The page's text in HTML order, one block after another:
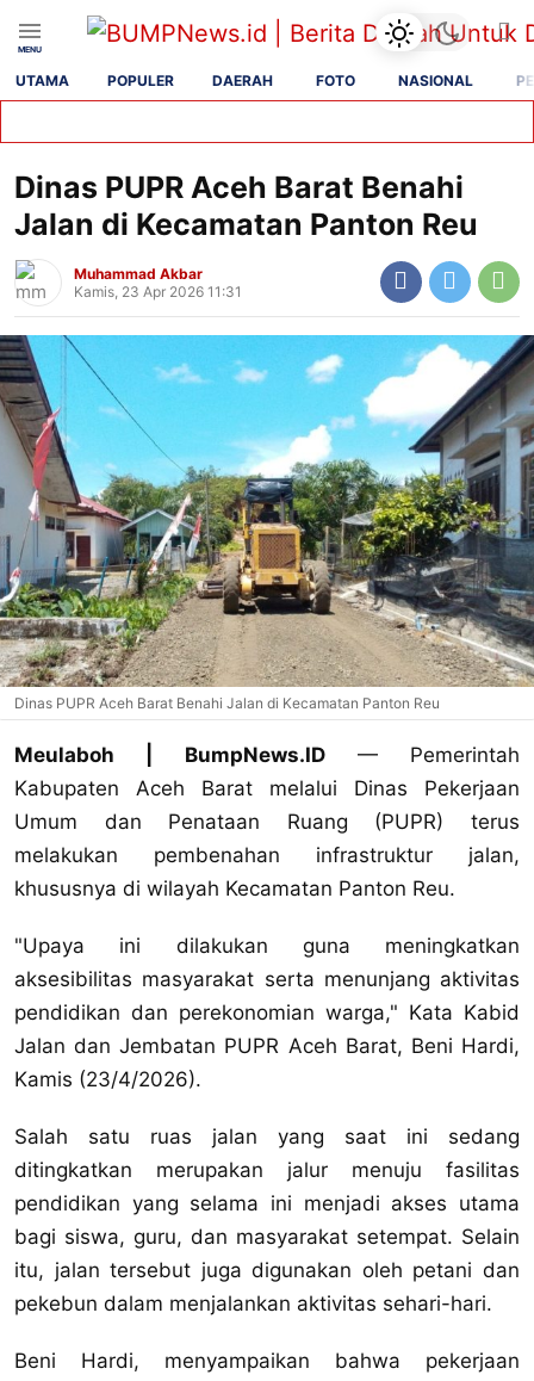
UTAMA POPULER DAERAH FOTO NASIONAL
Dinas PUPR Aceh Barat Benahi
Jalan di Kecamatan Panton Reu
Muhammad Akbar
Kamis, 23 Apr 2026 11:31
Dinas PUPR Aceh Barat Benahi Jalan di Kecamatan Panton Reu
Meulaboh | BumpNews.ID— Pemerintah
Kabupaten Aceh Barat melalui Dinas Pekerjaan
Umum dan Penataan Ruang (PUPR) terus
melakukan pembenahan infrastruktur jalan,
khususnya di wilayah Kecamatan Panton Reu.
‎"Upaya ini dilakukan guna meningkatkan
aksesibilitas masyarakat serta menunjang aktivitas
pendidikan dan perekonomian warga," Kata Kabid
Jalan dan Jembatan PUPR Aceh Barat, Beni Hardi,
Kamis (23/4/2026).
‎Salah satu ruas jalan yang saat ini sedang
ditingkatkan merupakan jalur menuju fasilitas
pendidikan yang selama ini menjadi akses utama
bagi siswa, guru, dan masyarakat setempat. Selain
itu, jalan tersebut juga digunakan oleh petani dan
pekebun dalam menjalankan aktivitas sehari-hari.
‎Beni Hardi, menyampaikan bahwa pekerjaan